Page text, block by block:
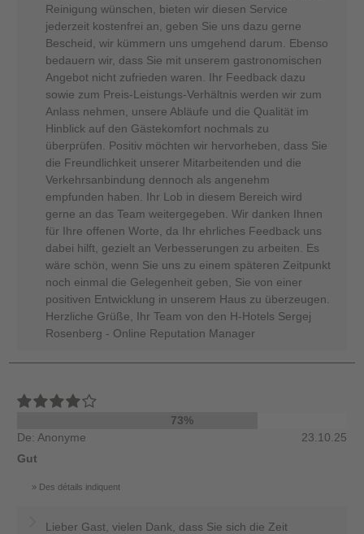
Reinigung wünschen, bieten wir diesen Service
jederzeit kostenfrei an, geben Sie uns dazu gerne
Bescheid, wir kümmern uns umgehend darum. Ebenso
bedauern wir, dass Sie mit unserem gastronomischen
Angebot nicht zufrieden waren. Ihr Feedback dazu
sowie zum Preis-Leistungs-Verhältnis werden wir zum
Anlass nehmen, unsere Abläufe und die Qualität im
Hinblick auf den Gästekomfort nochmals zu
überprüfen. Positiv möchten wir hervorheben, dass Sie
die Freundlichkeit unserer Mitarbeitenden und die
Verkehrsanbindung dennoch als angenehm
empfunden haben. Ihr Lob in diesem Bereich wird
gerne an das Team weitergegeben. Wir danken Ihnen
für Ihre offenen Worte, da Ihr ehrliches Feedback uns
dabei hilft, gezielt an Verbesserungen zu arbeiten. Es
wäre schön, wenn Sie uns zu einem späteren Zeitpunkt
noch einmal die Gelegenheit geben, Sie von einer
positiven Entwicklung in unserem Haus zu überzeugen.
Herzliche Grüße, Ihr Team von den H-Hotels Sergej
Rosenberg - Online Reputation Manager
73%
De: Anonyme
23.10.25
Gut
Des détails indiquent
Lieber Gast, vielen Dank, dass Sie sich die Zeit